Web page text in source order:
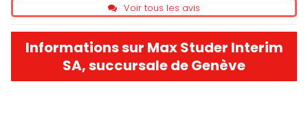
Voir tous les avis
Informations sur Max Studer Interim
SA, succursale de Genève